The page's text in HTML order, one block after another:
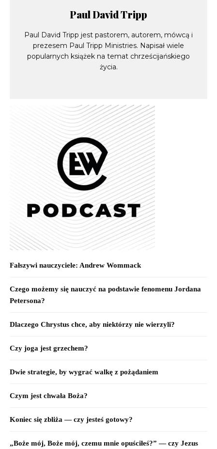
Paul David Tripp
Paul David Tripp jest pastorem, autorem, mówcą i
prezesem Paul Tripp Ministries. Napisał wiele
popularnych książek na temat chrześcijańskiego
życia.
Fałszywi nauczyciele: Andrew Wommack
Czego możemy się nauczyć na podstawie fenomenu Jordana
Petersona?
Dlaczego Chrystus chce, aby niektórzy nie wierzyli?
Czy joga jest grzechem?
Dwie strategie, by wygrać walkę z pożądaniem
Czym jest chwała Boża?
Koniec się zbliża — czy jesteś gotowy?
„Boże mój, Boże mój, czemu mnie opuściłeś?” — czy Jezus